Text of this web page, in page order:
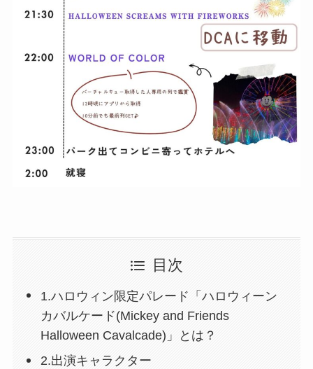
目次
1.ハロウィン限定パレード「ハロウィーン
カバルケード(Mickey and Friends
Halloween Cavalcade)」とは？
2.出演キャラクター